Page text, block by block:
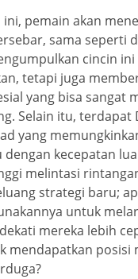
ini, pemain akan
sama seperti
cincin
tetapi juga
yang bisa sangat
Selain itu, terdapat
yang
kecepatan
melintasi
strategi baru;
untuk
mereka lebih
mendapatkan posisi